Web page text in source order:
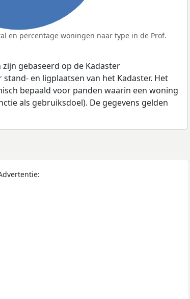
en percentage woningen naar type in de Prof.
gebaseerd op de Kadaster
en ligplaatsen van het Kadaster. Het
bepaald voor panden waarin een woning
als gebruiksdoel). De gegevens gelden